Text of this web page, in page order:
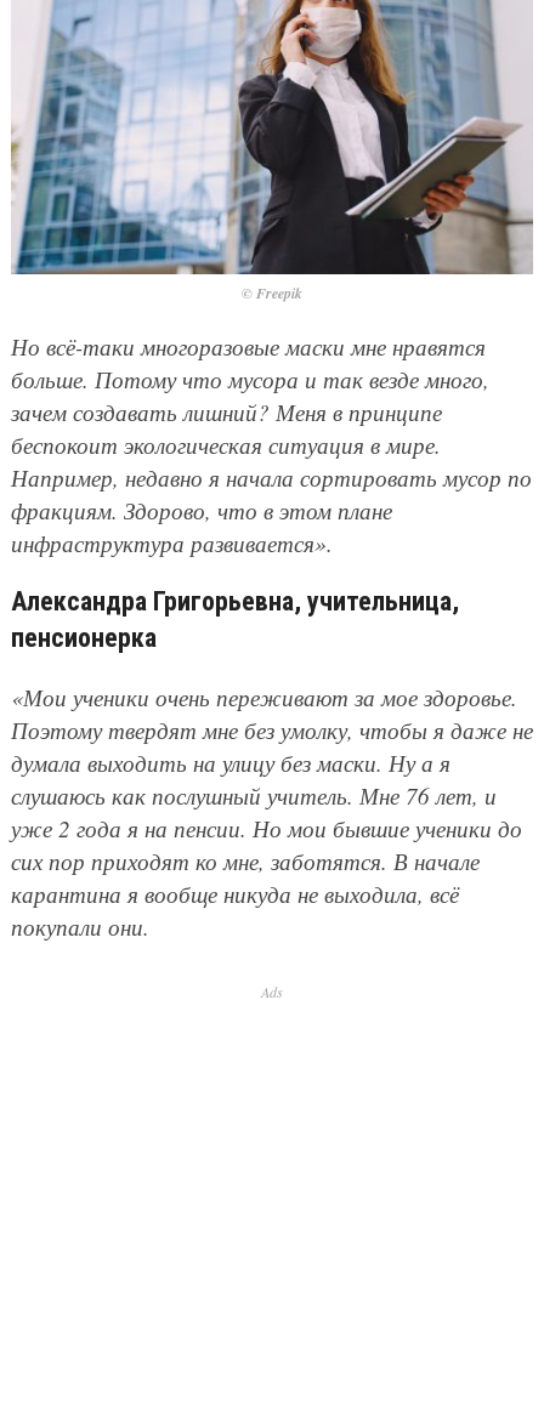
© Freepik
Но всё-таки многоразовые маски мне нравятся
больше. Потому что мусора и так везде много,
зачем создавать лишний? Меня в принципе
беспокоит экологическая ситуация в мире.
Например, недавно я начала сортировать мусор по
фракциям. Здорово, что в этом плане
инфраструктура развивается».
Александра Григорьевна, учительница,
пенсионерка
«Мои ученики очень переживают за мое здоровье.
Поэтому твердят мне без умолку, чтобы я даже не
думала выходить на улицу без маски. Ну а я
слушаюсь как послушный учитель. Мне 76 лет, и
уже 2 года я на пенсии. Но мои бывшие ученики до
сих пор приходят ко мне, заботятся. В начале
карантина я вообще никуда не выходила, всё
покупали они.
Ads